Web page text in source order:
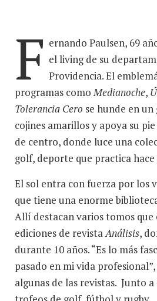
F ernando Paulsen, 69
el living de su
Providencia. El
programas comoMedianoche,
Tolerancia Cero se hunde en
cojines amarillos y apoya su
de centro, donde luce una
golf, deporte que practica hace
El sol entra con fuerza por los
que tiene una enorme
Allí destacan varios tomos
ediciones de revistaAnálisis,
durante 10 años. “Es lo más
pasado en mi vida
algunas de las revistas. Junto